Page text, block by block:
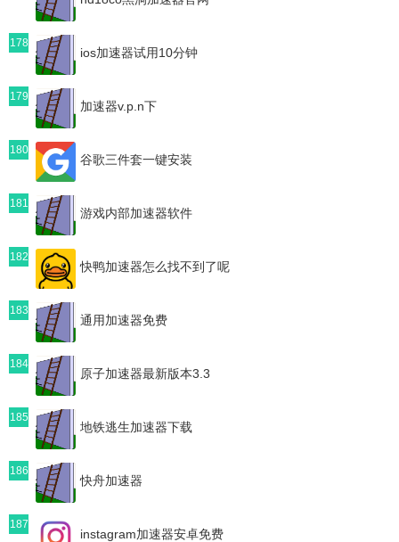
178
ios加速器试用10分钟
179
加速器v.p.n下
180
谷歌三件套一键安装
181
游戏内部加速器软件
182
快鸭加速器怎么找不到了呢
183
通用加速器免费
184
原子加速器最新版本3.3
185
地铁逃生加速器下载
186
快舟加速器
187
instagram加速器安卓免费